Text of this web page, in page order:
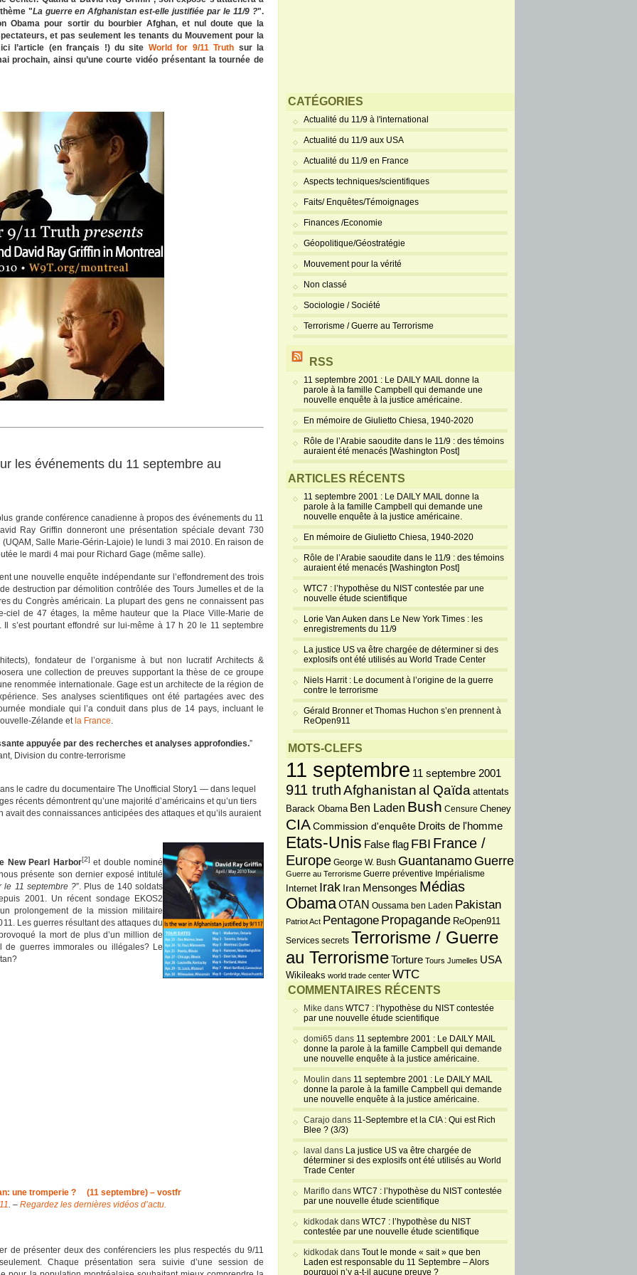
"La guerre en Afghanistan est-elle justifiée par le 11/9 ?".
Obama pour sortir du bourbier Afghan, et nul doute que la
et pas seulement les tenants du Mouvement pour la
l’article (en français !) du site World for 9/11 Truth sur la
prochain, ainsi qu’une courte vidéo présentant la tournée de
les événements du 11 septembre au
grande conférence canadienne à propos des événements du 11
Ray Griffin donneront une présentation spéciale devant 730
Salle Marie-Gérin-Lajoie) le lundi 3 mai 2010. En raison de
le mardi 4 mai pour Richard Gage (même salle).
une nouvelle enquête indépendante sur l’effondrement des trois
destruction par démolition contrôlée des Tours Jumelles et de la
du Congrès américain. La plupart des gens ne connaissent pas
ciel de 47 étages, la même hauteur que la Place Ville-Marie de
s’est pourtant effondré sur lui-même à 17 h 20 le 11 septembre
fondateur de l’organisme à but non lucratif Architects &
une collection de preuves supportant la thèse de ce groupe
renommée internationale. Gage est un architecte de la région de
Ses analyses scientifiques ont été partagées avec des
mondiale qui l’a conduit dans plus de 14 pays, incluant le
Zélande et la France.
appuyée par des recherches et analyses approfondies.”
Division du contre-terrorisme
le cadre du documentaire The Unofficial Story1 — dans lequel
récents démontrent qu’une majorité d’américains et qu’un tiers
des connaissances anticipées des attaques et qu’ils auraient
New Pearl Harbor[2] et double nominé
présente son dernier exposé intitulé
le 11 septembre ?”. Plus de 140 soldats
2001. Un récent sondage EKOS2
prolongement de la mission militaire
Les guerres résultant des attaques du
la mort de plus d’un million de
de guerres immorales ou illégales? Le
une tromperie ? (11 septembre) – vostfr
. – Regardez les dernières vidéos d’actu.
de présenter deux des conférenciers les plus respectés du 9/11
Chaque présentation sera suivie d’une session de
CATÉGORIES
Actualité du 11/9 à l'international
Actualité du 11/9 aux USA
Actualité du 11/9 en France
Aspects techniques/scientifiques
Faits/ Enquêtes/Témoignages
Finances /Economie
Géopolitique/Géostratégie
Mouvement pour la vérité
Non classé
Sociologie / Société
Terrorisme / Guerre au Terrorisme
RSS
11 septembre 2001 : Le DAILY MAIL donne la
parole à la famille Campbell qui demande une
nouvelle enquête à la justice américaine.
En mémoire de Giulietto Chiesa, 1940-2020
Rôle de l’Arabie saoudite dans le 11/9 : des témoins
auraient été menacés [Washington Post]
ARTICLES RÉCENTS
11 septembre 2001 : Le DAILY MAIL donne la
parole à la famille Campbell qui demande une
nouvelle enquête à la justice américaine.
En mémoire de Giulietto Chiesa, 1940-2020
Rôle de l’Arabie saoudite dans le 11/9 : des témoins
auraient été menacés [Washington Post]
WTC7 : l’hypothèse du NIST contestée par une
nouvelle étude scientifique
Lorie Van Auken dans Le New York Times : les
enregistrements du 11/9
La justice US va être chargée de déterminer si des
explosifs ont été utilisés au World Trade Center
Niels Harrit : Le document à l’origine de la guerre
contre le terrorisme
Gérald Bronner et Thomas Huchon s’en prennent à
ReOpen911
MOTS-CLEFS
11 septembre 11 septembre 2001
911 truthAfghanistanal Qaïda attentats
Barack Obama Ben Laden Bush Censure Cheney
CIA Commission d'enquête Droits de l'homme
Etats-Unis False flag FBI France /
Europe George W. Bush Guantanamo Guerre
Guerre au Terrorisme Guerre préventive Impérialisme
Internet Irak Iran Mensonges Médias
ObamaOTAN Oussama ben Laden Pakistan
Patriot Act Pentagone Propagande ReOpen911
Services secrets Terrorisme / Guerre
au TerrorismeTorture Tours Jumelles USA
Wikileaks world trade center WTC
COMMENTAIRES RÉCENTS
Mike dans WTC7 : l’hypothèse du NIST contestée
par une nouvelle étude scientifique
domi65 dans 11 septembre 2001 : Le DAILY MAIL
donne la parole à la famille Campbell qui demande
une nouvelle enquête à la justice américaine.
Moulin dans 11 septembre 2001 : Le DAILY MAIL
donne la parole à la famille Campbell qui demande
une nouvelle enquête à la justice américaine.
Carajo dans 11-Septembre et la CIA : Qui est Rich
Blee ? (3/3)
laval dans La justice US va être chargée de
déterminer si des explosifs ont été utilisés au World
Trade Center
Mariflo dans WTC7 : l’hypothèse du NIST contestée
par une nouvelle étude scientifique
kidkodak dans WTC7 : l’hypothèse du NIST
contestée par une nouvelle étude scientifique
kidkodak dans Tout le monde « sait » que ben
Laden est responsable du 11 Septembre – Alors
pourquoi n’y a-t-il aucune preuve ?